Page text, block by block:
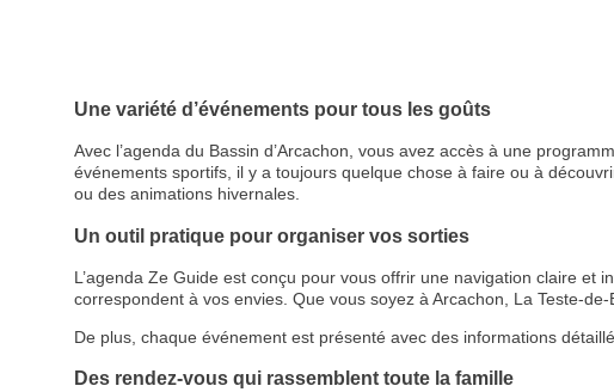
Une variété d’événements pour tous les goûts
Avec l’agenda du Bassin d’Arcachon, vous avez accès à une
événements sportifs, il y a toujours quelque chose à faire ou à
ou des animations hivernales.
Un outil pratique pour organiser vos sorties
L’agenda Ze Guide est conçu pour vous offrir une navigation claire
correspondent à vos envies. Que vous soyez à Arcachon, La Teste-
De plus, chaque événement est présenté avec des informations
Des rendez-vous qui rassemblent toute la famille